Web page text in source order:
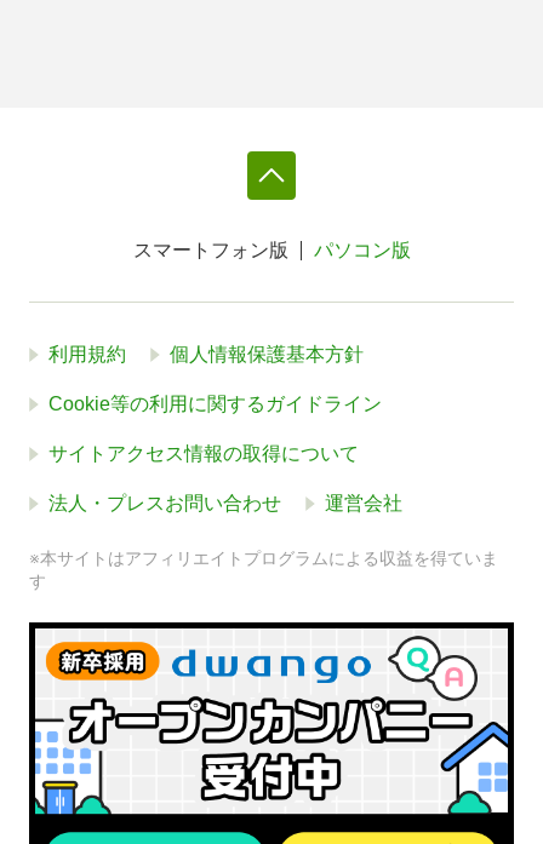
スマートフォン版 パソコン版
利用規約 個人情報保護基本方針
Cookie等の利用に関するガイドライン
サイトアクセス情報の取得について
法人・プレスお問い合わせ 運営会社
※本サイトはアフィリエイトプログラムによる収益を得ていま
す